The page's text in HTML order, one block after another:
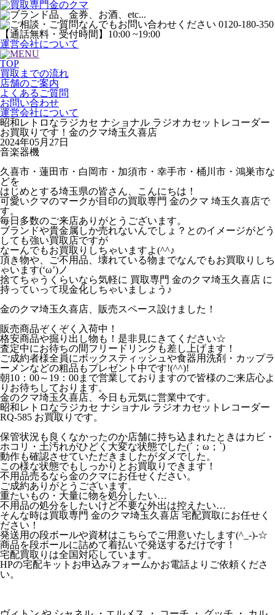
運営会社について
TOP
買取までの流れ
店舗のご案内
よくあるご質問
お問い合わせ
運営会社について
昭和レトロなラジカセ ナショナル ラジオカセットレコーダー
お買取りです！金のクマ埼玉久喜店
2024年05月27日
音楽器機
久喜市・蓮田市・白岡市・加須市・幸手市・桶川市・鴻巣市な
どを
はじめとする埼玉県の皆さん、こんにちは！
可愛いクマのマークが目印の買取専門 金のクマ 埼玉久喜店で
す。
毎日多数のご来店ありがとうございます。
ブランドや貴金属しか売れないんでしょ？とのイメージがどう
しても強い買取店ですが
なーんでもお買取りしちゃいますよ(^^♪
頂き物や、ご不用品、壊れている物までなんでもお買取りしち
ゃいます(‘ω’)ノ
捨てちゃうくらいなら気軽に 買取専門 金のクマ埼玉久喜店 に
持っていって現金化しちゃいましょう♪
金のクマ埼玉久喜店、販売スペース設けました！
販売商品ぞくぞく入荷中！
格安商品や掘り出し物も！是非見にきてください☆
査定中にお待ちの間フリードリンクも差し上げます！
ご成約者様全員にボックスティッシュや食器用洗剤・カップラ
ーメンなどの粗品もプレゼント中です!(^^)!
朝10：00～19：00まで営業しておりますので皆様のご来店心よ
りお待ちしております。
金のクマ埼玉久喜店、今日も元気に営業中です。
昭和レトロなラジカセ ナショナル ラジオカセットレコーダー
RQ-585 お買取りです。
保管状況も良くなかったのか店舗に持ち込まれたときはカビ・
ホコリ・土汚れがひどく大変な状態でした(´；ω；`)
動作も確認させていただきましたがダメでした。
この様な状態でもしっかりとお買取りできます！
不用品売るなら金のクマにお任せください。
ご成約ありがとうございます。
重たいもの・大量に物を処分したい…
不用品の処分をしたいけど不要な外出は控えたい…
そんな時は買取専門 金のクマ埼玉久喜店 宅配買取にお任せく
ださい！
発送用の段ボールや資材はこちらでご用意いたします(^_-)-☆
商品を段ボールに詰めて着払いで発送するだけです！
宅配買取りは全国対応しています。
HPの宅配キットお申込みフォームかお電話よりご依頼くださ
い。